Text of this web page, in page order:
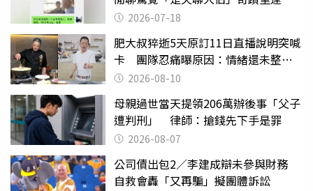
2026-07-18
肥大叔猝逝5天原訂11日直播說明突喊
卡 團隊忍痛曝原因：情緒還未整理
好 2026-08-10
母親過世當天提領206萬辦後事「父子
遭判刑」 律師：搶錢先下手是罪
2026-08-07
公司債出包2／李建成辯未參與財務
自救會轟「又再騙」擬團體訴訟